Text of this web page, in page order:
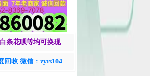
条花呗等均可换现
回收 微信：zyrs104